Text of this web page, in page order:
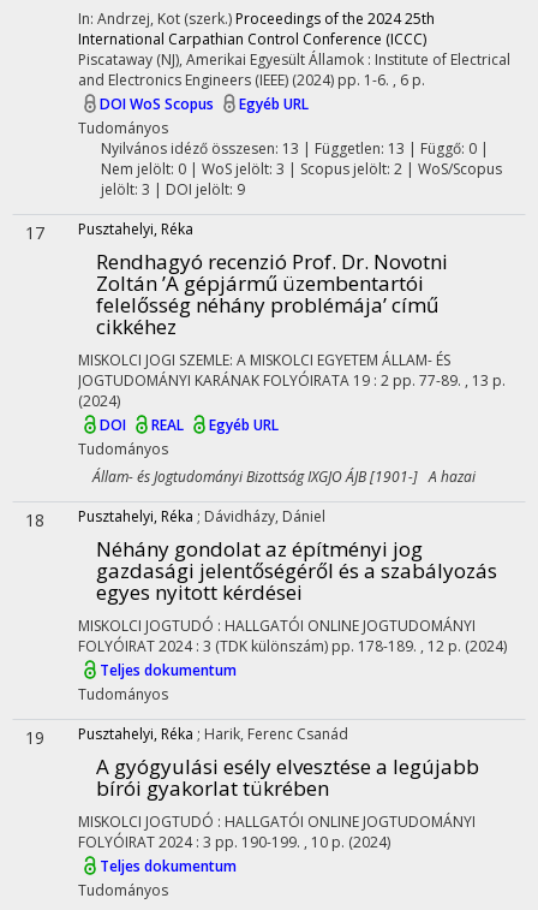
In: Andrzej, Kot (szerk.) Proceedings of the 2024 25th
International Carpathian Control Conference (ICCC)
Piscataway (NJ), Amerikai Egyesült Államok : Institute of Electrical
and Electronics Engineers (IEEE) (2024) pp. 1-6. , 6 p.
DOIWoS Scopus
Egyéb URL
Tudományos
Nyilvános idéző összesen: 13 | Független: 13 | Függő: 0 |
Nem jelölt: 0 | WoS jelölt: 3 | Scopus jelölt: 2 | WoS/Scopus
jelölt: 3 | DOI jelölt: 9
17 Pusztahelyi, Réka
Rendhagyó recenzió Prof. Dr. Novotni
Zoltán ’A gépjármű üzembentartói
felelősség néhány problémája’ című
cikkéhez
MISKOLCI JOGI SZEMLE: A MISKOLCI EGYETEM ÁLLAM- ÉS
JOGTUDOMÁNYI KARÁNAK FOLYÓIRATA 19 : 2 pp. 77-89. , 13 p.
(2024)
DOI
REAL
Egyéb URL
Tudományos
Állam- és Jogtudományi Bizottság IXGJO ÁJB [1901-] A hazai
18 Pusztahelyi, Réka ; Dávidházy, Dániel
Néhány gondolat az építményi jog
gazdasági jelentőségéről és a szabályozás
egyes nyitott kérdései
MISKOLCI JOGTUDÓ : HALLGATÓI ONLINE JOGTUDOMÁNYI
FOLYÓIRAT2024: 3 (TDK különszám) pp. 178-189. , 12 p. (2024)
Teljes dokumentum
Tudományos
19 Pusztahelyi, Réka ; Harik, Ferenc Csanád
A gyógyulási esély elvesztése a legújabb
bírói gyakorlat tükrében
MISKOLCI JOGTUDÓ : HALLGATÓI ONLINE JOGTUDOMÁNYI
FOLYÓIRAT2024: 3 pp. 190-199. , 10 p. (2024)
Teljes dokumentum
Tudományos